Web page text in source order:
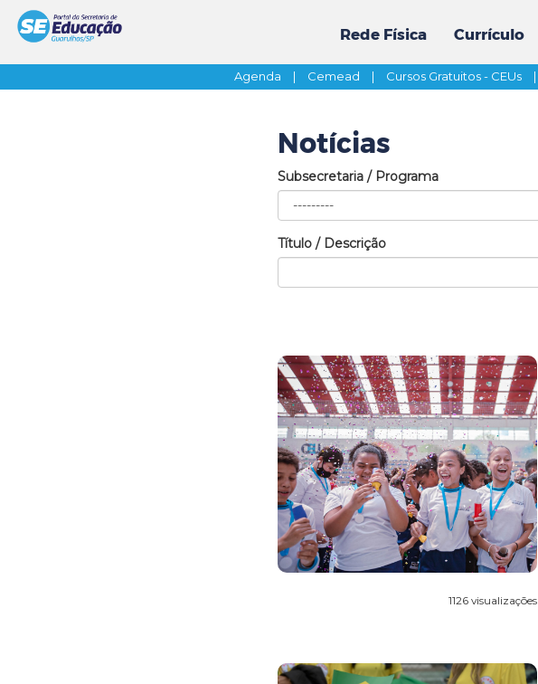
Rede Física Currículo
Agenda | Cemead | Cursos Gratuitos - CEUs |
Notícias
Subsecretaria / Programa
Título / Descrição
1126 visualizações